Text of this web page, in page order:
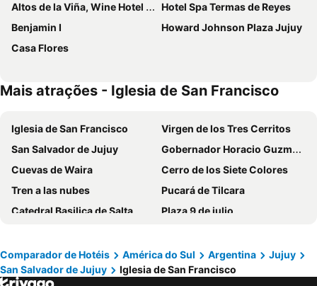
Altos de la Viña, Wine Hotel & Spa
Hotel Spa Termas de Reyes
Benjamin I
Howard Johnson Plaza Jujuy
Casa Flores
Mais atrações - Iglesia de San Francisco
Iglesia de San Francisco
Virgen de los Tres Cerritos
San Salvador de Jujuy
Gobernador Horacio Guzmán International Airport
Cuevas de Waira
Cerro de los Siete Colores
Tren a las nubes
Pucará de Tilcara
Catedral Basilica de Salta
Plaza 9 de julio
Estacion Terminal de Omnibus de Salta
Aeroporto Internacional de Salta Martín Miguel de Güemes
Salinas Grandes
Quebrada de Humahuaca
Comparador de Hotéis América do Sul Argentina
Jujuy
San Salvador de Jujuy
Iglesia de San Francisco